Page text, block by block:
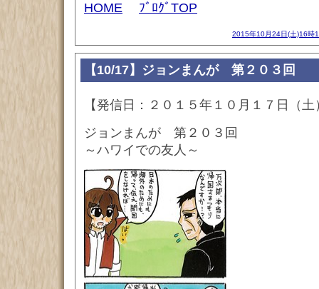
HOME
ﾌﾞﾛｸﾞTOP
2015年10月24日(土)16時
【10/17】ジョンまんが 第２０３回
【発信日：２０１５年１０月１７日（
ジョンまんが 第２０３回
～ハワイでの友人～